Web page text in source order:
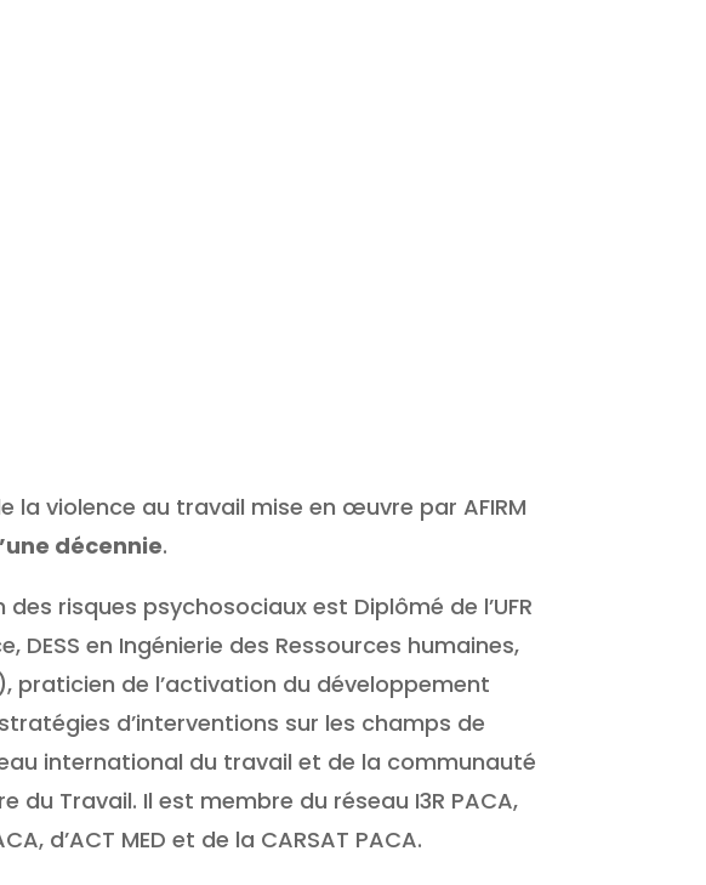
violence au travail mise en œuvre par AFIRM
décennie.
risques psychosociaux est Diplômé de l’UFR
en Ingénierie des Ressources humaines,
praticien de l’activation du développement
d’interventions sur les champs de
international du travail et de la communauté
du Travail. Il est membre du réseau I3R PACA,
d’ACT MED et de la CARSAT PACA.